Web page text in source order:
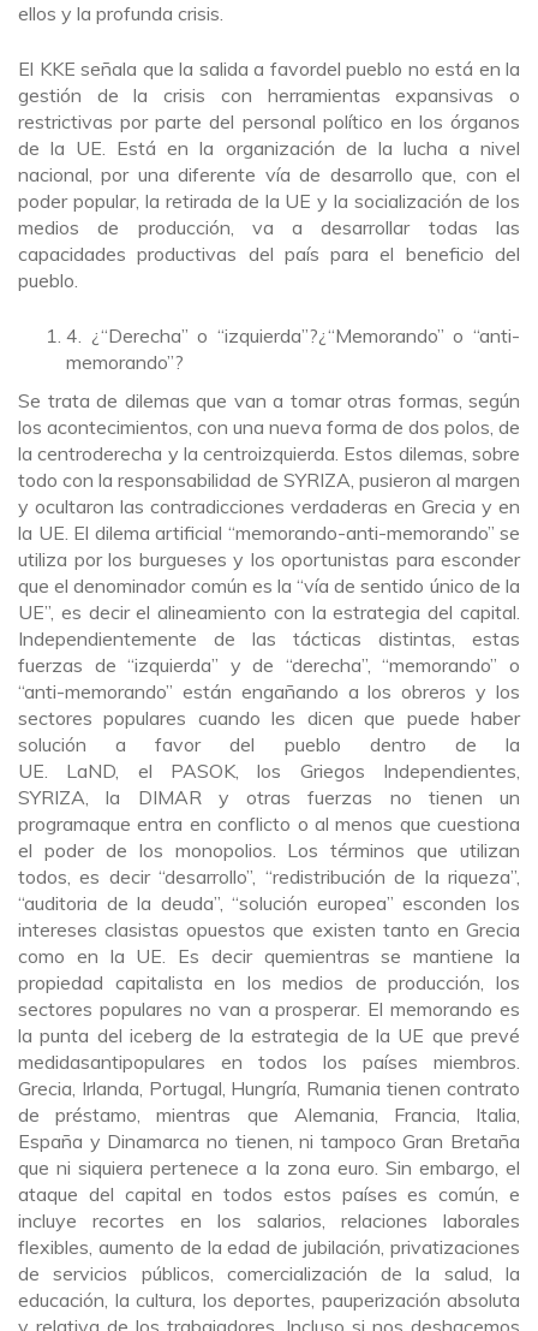
ellos y la profunda crisis.
El KKE señala que la salida a favordel pueblo no está en la
gestión de la crisis con herramientas expansivas o
restrictivas por parte del personal político en los órganos
de la UE. Está en la organización de la lucha a nivel
nacional, por una diferente vía de desarrollo que, con el
poder popular, la retirada de la UE y la socialización de los
medios de producción, va a desarrollar todas las
capacidades productivas del país para el beneficio del
pueblo.
4. ¿“Derecha” o “izquierda”?¿“Memorando” o “anti-
memorando”?
Se trata de dilemas que van a tomar otras formas, según
los acontecimientos, con una nueva forma de dos polos, de
la centroderecha y la centroizquierda. Estos dilemas, sobre
todo con la responsabilidad de SYRIZA, pusieron al margen
y ocultaron las contradicciones verdaderas en Grecia y en
la UE. El dilema artificial “memorando-anti-memorando” se
utiliza por los burgueses y los oportunistas para esconder
que el denominador común es la “vía de sentido único de la
UE”, es decir el alineamiento con la estrategia del capital.
Independientemente de las tácticas distintas, estas
fuerzas de “izquierda” y de “derecha”, “memorando” o
“anti-memorando” están engañando a los obreros y los
sectores populares cuando les dicen que puede haber
solución a favor del pueblo dentro de la
UE. LaND, el PASOK, los Griegos Independientes,
SYRIZA, la DIMAR y otras fuerzas no tienen un
programaque entra en conflicto o al menos que cuestiona
el poder de los monopolios. Los términos que utilizan
todos, es decir “desarrollo”, “redistribución de la riqueza”,
“auditoria de la deuda”, “solución europea” esconden los
intereses clasistas opuestos que existen tanto en Grecia
como en la UE. Es decir quemientras se mantiene la
propiedad capitalista en los medios de producción, los
sectores populares no van a prosperar. El memorando es
la punta del iceberg de la estrategia de la UE que prevé
medidasantipopulares en todos los países miembros.
Grecia, Irlanda, Portugal, Hungría, Rumania tienen contrato
de préstamo, mientras que Alemania, Francia, Italia,
España y Dinamarca no tienen, ni tampoco Gran Bretaña
que ni siquiera pertenece a la zona euro. Sin embargo, el
ataque del capital en todos estos países es común, e
incluye recortes en los salarios, relaciones laborales
flexibles, aumento de la edad de jubilación, privatizaciones
de servicios públicos, comercialización de la salud, la
educación, la cultura, los deportes, pauperización absoluta
y relativa de los trabajadores. Incluso si nos deshacemos